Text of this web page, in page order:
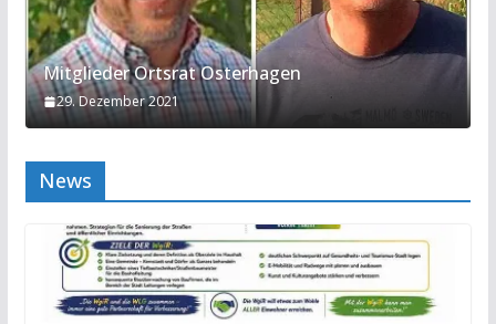
Mitglieder Ortsrat Osterhagen
29. Dezember 2021
News